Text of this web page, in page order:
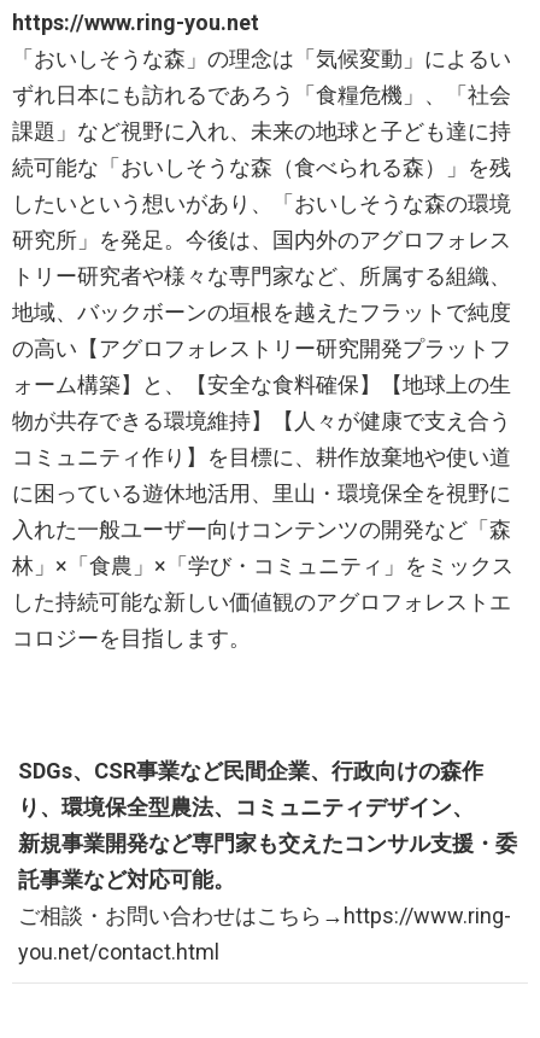
https://www.ring-you.net​
「おいしそうな森」の理念は「気候変動」によるい
ずれ日本にも訪れるであろう「食糧危機」、「社会
課題」など視野に入れ、未来の地球と子ども達に持
続可能な「おいしそうな森（食べられる森）」を残
したいという想いがあり、「おいしそうな森の環境
研究所」を発足。今後は、国内外のアグロフォレス
トリー研究者や様々な専門家など、所属する組織、
地域、バックボーンの垣根を越えたフラットで純度
の高い【アグロフォレストリー研究開発プラットフ
ォーム構築】と、【安全な食料確保】【地球上の生
物が共存できる環境維持】【人々が健康で支え合う
コミュニティ作り】を目標に、耕作放棄地や使い道
に困っている遊休地活用、里山・環境保全を視野に
入れた一般ユーザー向けコンテンツの開発など「森
林」×「食農」×「学び・コミュニティ」をミックス
した持続可能な新しい価値観のアグロフォレストエ
コロジーを目指します。
SDGs、CSR事業など民間企業、行政向けの森作
り、環境保全型農法、コミュニティデザイン、
新規事業開発など専門家も交えたコンサル支援・委
託事業など対応可能。
ご相談・お問い合わせはこちら→https://www.ring-
you.net/contact.html